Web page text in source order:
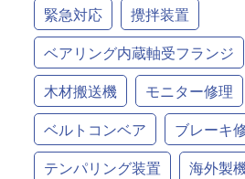
緊急対応
攪拌装置
ベアリング内蔵軸受フランジ
木材搬送機
モニター修理
ベルトコンベア
ブレーキ
テンパリング装置
海外製